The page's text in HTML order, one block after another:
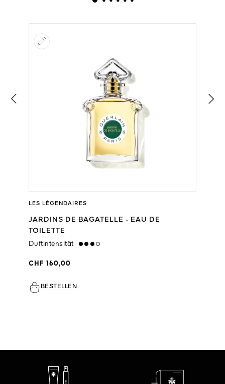
LES LÉGENDAIRES
JARDINS DE BAGATELLE - EAU DE
TOILETTE
Duftintensität high
CHF 160,00
BESTELLEN